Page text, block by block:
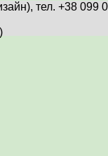
тел. +38 099